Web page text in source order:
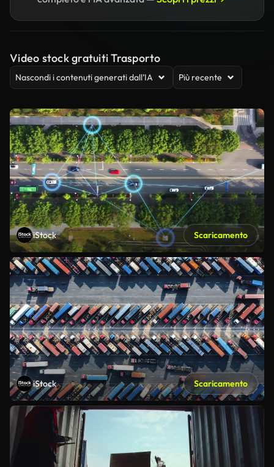
Video stock gratuiti Trasporto
Nascondi i contenuti generati dall’IA Più recente
iStock Scaricamento
iStock Scaricamento